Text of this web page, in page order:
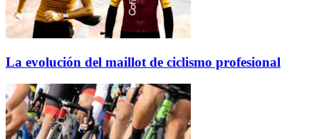
La evolución del maillot de ciclismo profesional